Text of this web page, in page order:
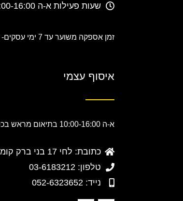
שעות פעילות א-ה 10:00-16:00
זמן אספקה משוער עד 7 ימי עסקים-
איסוף עצמי
א-ה 10:00-16:00 בתיאום מראש בכפוף לשעות הפעילות.
כתובת: לחי 17 בני ברק קומה 2 waze
טלפון: 03-6183212
נייד: 052-6323652